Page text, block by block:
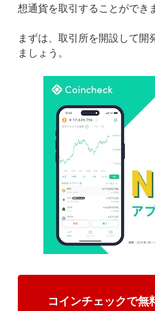
想通貨を取引することができ
まずは、取引所を開設して開
ましょう。
コインチェックで無